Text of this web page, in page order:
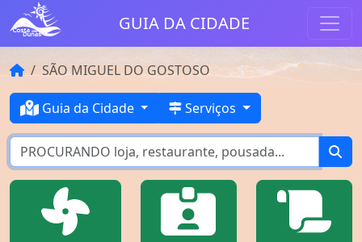
GUIA DA CIDADE
SÃO MIGUEL DO GOSTOSO
Guia da Cidade Serviços